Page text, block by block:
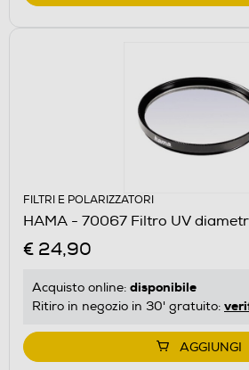
FILTRI E POLARIZZATORI
HAMA - 70067 Filtro
€ 24,90
Acquisto online: disponibile
Ritiro in negozio in 30' gratuito:
AGGIUNGI